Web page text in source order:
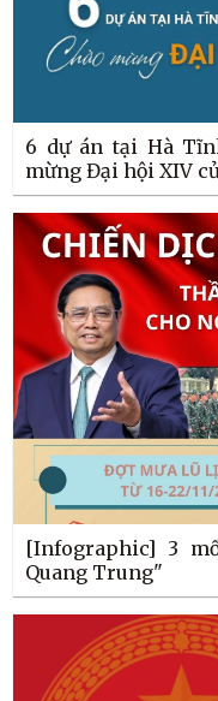
6 dự án tại Hà
mừng Đại hội XIV
[Infographic] 3
Quang Trung"